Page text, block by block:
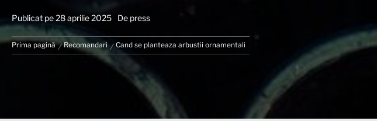
Publicat pe28 aprilie 2025 De press
Prima pagină Recomandari Cand se planteaza arbustii ornamentali